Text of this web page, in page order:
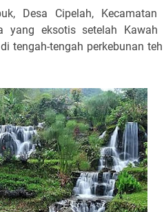
Desa Cipelah, Kecamatan
yang eksotis setelah Kawah
tengah-tengah perkebunan